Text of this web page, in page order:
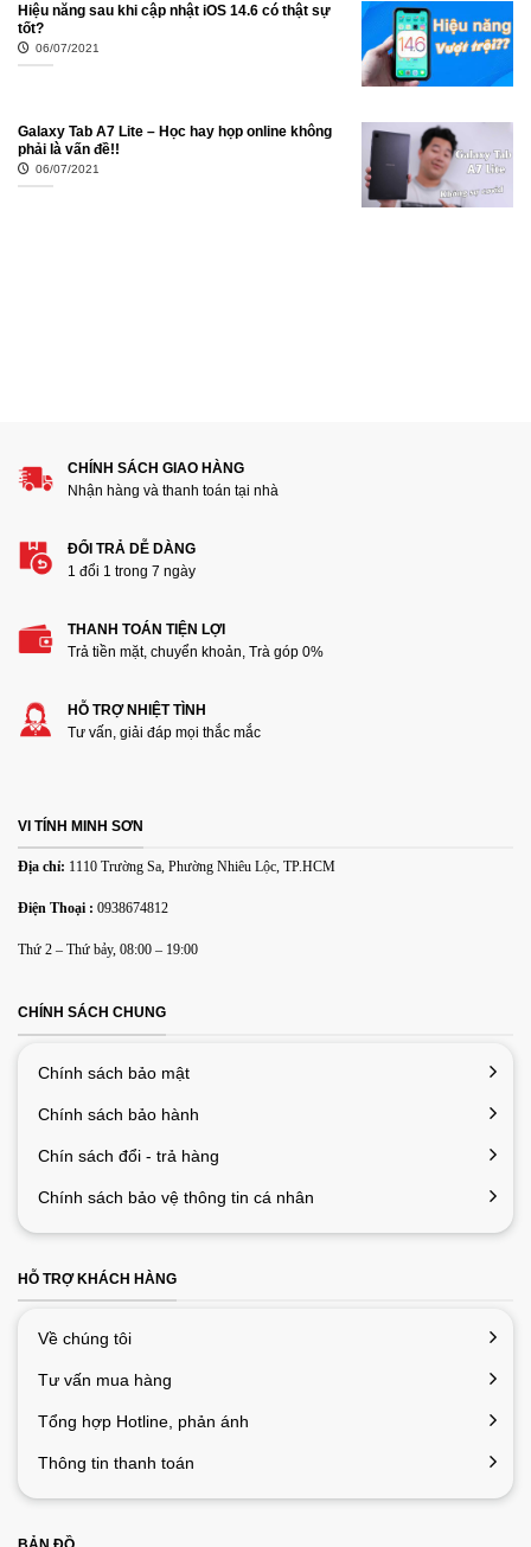
Hiệu năng sau khi cập nhật iOS 14.6 có thật sự
tốt?
06/07/2021
Galaxy Tab A7 Lite – Học hay họp online không
phải là vấn đề!!
06/07/2021
CHÍNH SÁCH GIAO HÀNG
Nhận hàng và thanh toán tại nhà
ĐỔI TRẢ DỄ DÀNG
1 đổi 1 trong 7 ngày
THANH TOÁN TIỆN LỢI
Trả tiền mặt, chuyển khoản, Trà góp 0%
HỖ TRỢ NHIỆT TÌNH
Tư vấn, giải đáp mọi thắc mắc
VI TÍNH MINH SƠN
Địa chỉ: 1110 Trường Sa, Phường Nhiêu Lộc, TP.HCM
Điện Thoại : 0938674812
Thứ 2 – Thứ bảy, 08:00 – 19:00
CHÍNH SÁCH CHUNG
Chính sách bảo mật
Chính sách bảo hành
Chín sách đổi - trả hàng
Chính sách bảo vệ thông tin cá nhân
HỖ TRỢ KHÁCH HÀNG
Về chúng tôi
Tư vấn mua hàng
Tổng hợp Hotline, phản ánh
Thông tin thanh toán